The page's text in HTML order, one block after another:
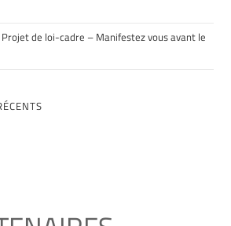
Projet de loi-cadre – Manifestez vous avant le